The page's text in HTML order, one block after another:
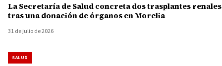
La Secretaría de Salud concreta dos trasplantes renales
tras una donación de órganos en Morelia
31 de julio de 2026
SALUD